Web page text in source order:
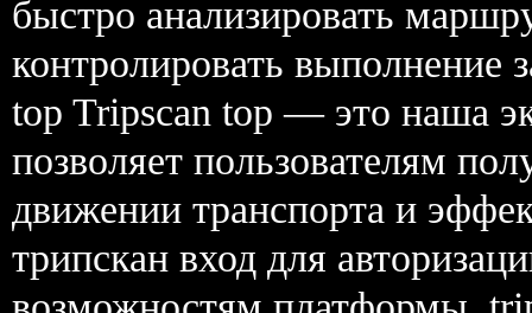
быстро анализировать
контролировать выполнение
top Tripscan top — это наша
позволяет пользователям
движении транспорта и
трипскан вход для